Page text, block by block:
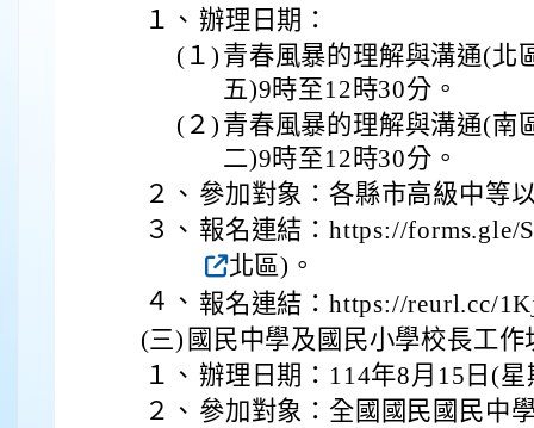
１、 辦理日期：
(１) 青春風暴的理解與溝通(北
五)9時至12時30分。
(２) 青春風暴的理解與溝通(南
二)9時至12時30分。
２、 參加對象：各縣市高級中等
３、 報名連結：https://forms.gle/
北區)。
４、 報名連結：https://reurl.cc/
(三) 國民中學及國民小學校長工作
１、 辦理日期：114年8月15日(
２、 參加對象：全國國民國民中